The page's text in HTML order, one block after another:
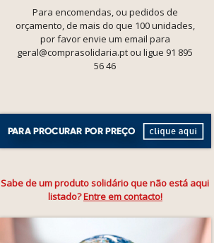
Para encomendas, ou pedidos de
orçamento, de mais do que 100 unidades,
por favor envie um email para
geral@comprasolidaria.pt ou ligue 91 895
56 46
Sabe de um produto solidário que não está aqui
listado?Entre em contacto!